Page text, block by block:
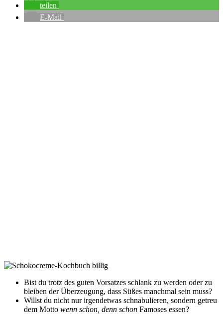
teilen
E-Mail
Bist du trotz des guten Vorsatzes schlank zu werden oder zu
bleiben der Überzeugung, dass Süßes manchmal sein muss?
Willst du nicht nur irgendetwas schnabulieren, sondern getreu
dem Motto wenn schon, denn schon Famoses essen?